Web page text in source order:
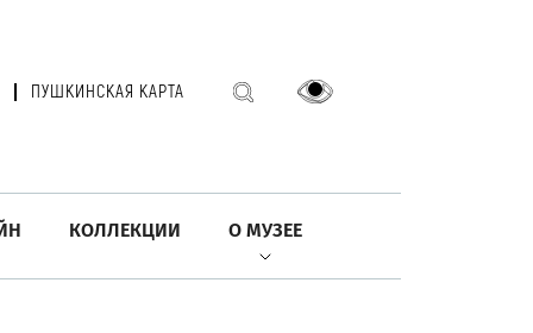
ПУШКИНСКАЯ КАРТА
КОЛЛЕКЦИИ О МУЗЕЕ